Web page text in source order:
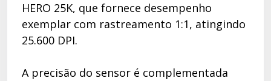
HERO 25K, que fornece desempenho
exemplar com rastreamento 1:1, atingindo
25.600 DPI.
A precisão do sensor é complementada